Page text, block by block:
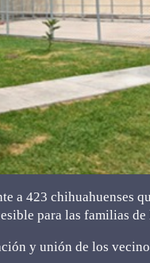
a 423 chihuahuenses
para las familias
y unión de los